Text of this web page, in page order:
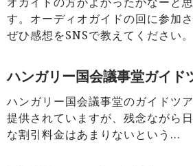
す。オーディオガイドの回に参加
ぜひ感想をSNSで教えてください。
ハンガリー国会議事堂ガイド
ハンガリー国会議事堂のガイドツ
提供されていますが、残念ながら
な割引料金はあまりないという…